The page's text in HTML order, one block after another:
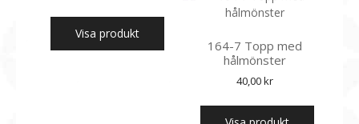
Visa produkt
164-7 Topp med
hålmönster
40,00kr